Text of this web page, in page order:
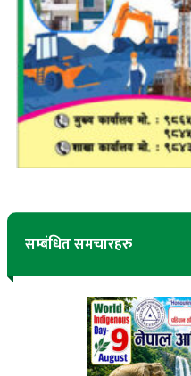
सम्बंधित समचारहरु